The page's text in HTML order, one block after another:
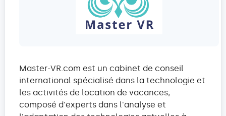
Master-VR.com est un cabinet de conseil
international spécialisé dans la technologie et
les activités de location de vacances,
composé d'experts dans l'analyse et